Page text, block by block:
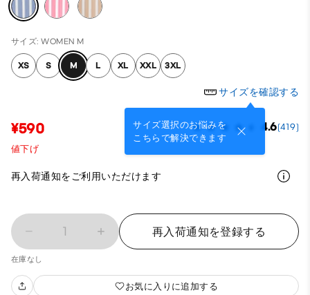
サイズ: WOMEN M
XS S M L XL XXL 3XL
サイズを確認する
サイズ選択のお悩みを
こちらで解決できます
¥590 4.6(419)
値下げ
再入荷通知をご利用いただけます
1 再入荷通知を登録する
在庫なし
お気に入りに追加する